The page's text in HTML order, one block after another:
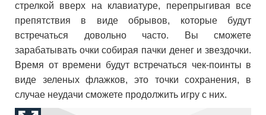
стрелкой вверх на клавиатуре, перепрыгивая все
препятствия в виде обрывов, которые будут
встречаться довольно часто. Вы сможете
зарабатывать очки собирая пачки денег и звездочки.
Время от времени будут встречаться чек-поинты в
виде зеленых флажков, это точки сохранения, в
случае неудачи сможете продолжить игру с них.